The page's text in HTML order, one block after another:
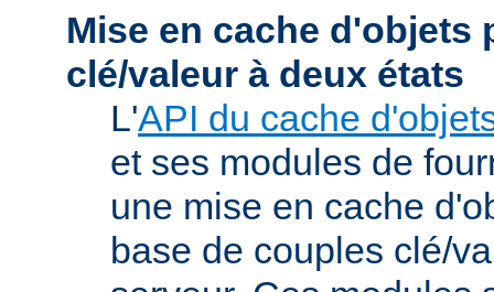
Mise en cache d'objets
clé/valeur à deux états
L'API du cache
et ses modules de
une mise en cache
base de couples clé/